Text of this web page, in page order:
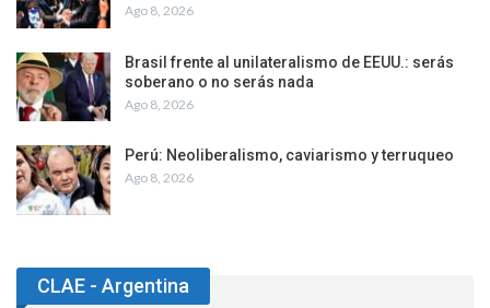
Ago 8, 2026
Brasil frente al unilateralismo de EEUU.: serás
soberano o no serás nada
Ago 8, 2026
Perú: Neoliberalismo, caviarismo y terruqueo
Ago 8, 2026
CLAE - Argentina